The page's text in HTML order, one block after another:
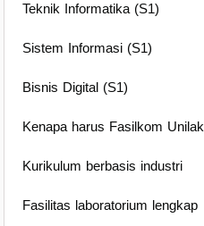
Teknik Informatika (S1)
Sistem Informasi (S1)
Bisnis Digital (S1)
Kenapa harus Fasilkom
Kurikulum berbasis industri
Fasilitas laboratorium lengkap